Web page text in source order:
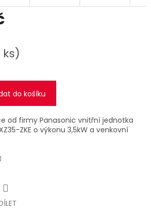
ks)
do košíku
od firmy Panasonic vnitřní jednotka
ZKE o výkonu 3,5kW a venkovní